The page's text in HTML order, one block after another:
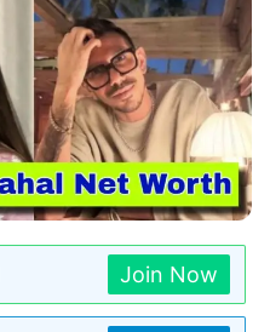
Join Now